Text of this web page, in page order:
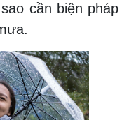
cần biện pháp